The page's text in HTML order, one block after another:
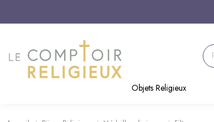
Objets Religieux